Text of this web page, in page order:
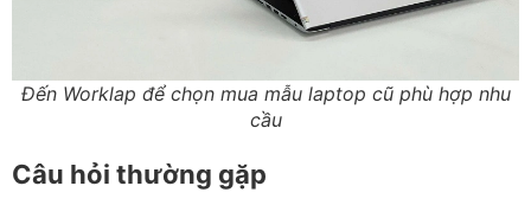
Đến Worklap để chọn mua mẫu laptop cũ phù hợp nhu
cầu
Câu hỏi thường gặp